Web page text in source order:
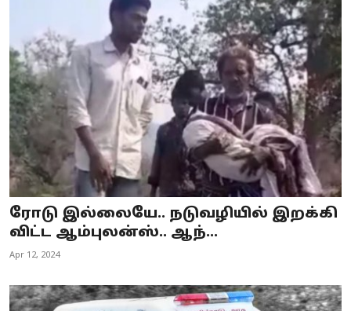
Business
Crime
Tamilnadu
National
World
Astrology
Spirituality
Weather
ரோடு இல்லையே.. நடுவழியில் இறக்கி
விட்ட ஆம்புலன்ஸ்.. ஆந்...
Apr 12, 2024